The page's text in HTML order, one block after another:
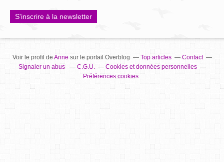
S'inscrire à la newsletter
Voir le profil de Annesur le portail Overblog Top articles
Contact
Signaler un abus
C.G.U.
Cookies et données personnelles
Préférences cookies